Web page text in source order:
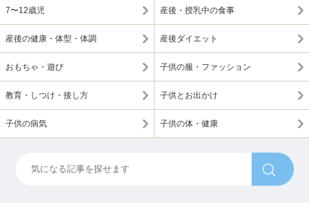
7〜12歳児 産後・授乳中の食事
産後の健康・体型・体調 産後ダイエット
おもちゃ・遊び 子供の服・ファッション
教育・しつけ・接し方 子供とお出かけ
子供の病気 子供の体・健康